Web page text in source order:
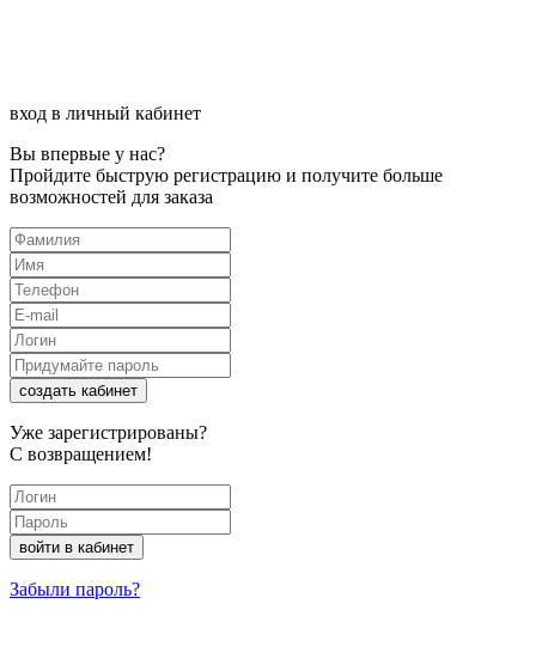
вход в личный кабинет
Вы впервые у нас?
Пройдите быструю регистрацию и получите больше
возможностей для заказа
создать кабинет
Уже зарегистрированы?
С возвращением!
войти в кабинет
Забыли пароль?